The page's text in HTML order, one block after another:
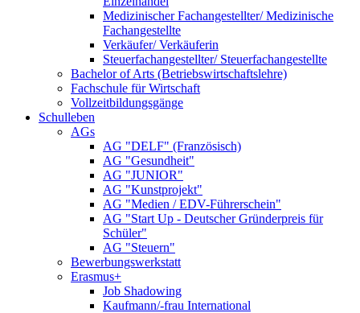
Medizinischer Fachangestellter/ Medizinische
Fachangestellte
Verkäufer/ Verkäuferin
Steuerfachangestellter/ Steuerfachangestellte
Bachelor of Arts (Betriebswirtschaftslehre)
Fachschule für Wirtschaft
Vollzeitbildungsgänge
Schulleben
AGs
AG "DELF" (Französisch)
AG "Gesundheit"
AG "JUNIOR"
AG "Kunstprojekt"
AG "Medien / EDV-Führerschein"
AG "Start Up - Deutscher Gründerpreis für
Schüler"
AG "Steuern"
Bewerbungswerkstatt
Erasmus+
Job Shadowing
Kaufmann/-frau International